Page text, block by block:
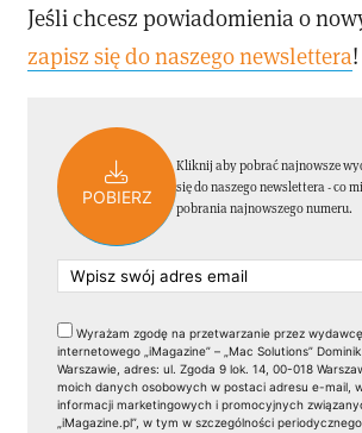
Jeśli chcesz powiadomienia o
zapisz się do naszego newslettera!
POBIERZ
Kliknij aby pobrać najnowsze
się do naszego newslettera - co
pobrania najnowszego numeru.
Wyrażam zgodę na przetwarzanie przez
internetowego „iMagazine” – „Mac Solutions”
Warszawie, adres: ul. Zgoda 9 lok. 14, 00-018
moich danych osobowych w postaci adresu e-mail,
informacji marketingowych i promocyjnych
„iMagazine.pl”, w tym w szczególności